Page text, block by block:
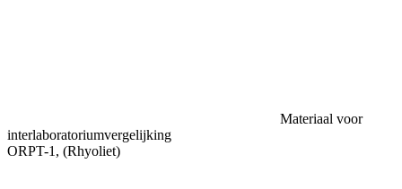
Materiaal voor
interlaboratoriumvergelijking
ORPT-1, (Rhyoliet)